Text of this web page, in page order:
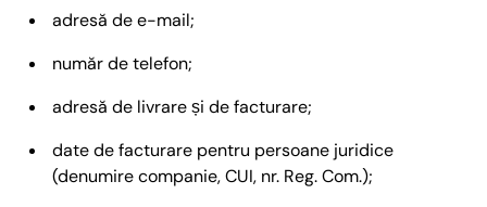
adresă de e-mail;
număr de telefon;
adresă de livrare și de facturare;
date de facturare pentru persoane juridice
(denumire companie, CUI, nr. Reg. Com.);